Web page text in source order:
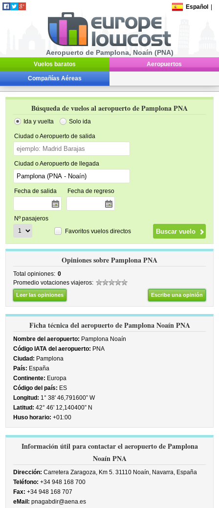
Español
Aeropuerto de Pamplona, Noaín (PNA)
Vuelos baratos Aeropuertos
Compañías Aéreas
Búsqueda de vuelos al aeropuerto de Pamplona PNA
Ida y vuelta Solo ida
Ciudad o Aeropuerto de salida
Ciudad o Aeropuerto de llegada
Fecha de salida Fecha de regreso
Nº pasajeros
Favoritos vuelos directos
Opiniones sobre Pamplona PNA
Total opiniones: 0
Promedio votaciones viajeros:
Leer las opiniones Escribe una opinión
Ficha técnica del aeropuerto de Pamplona Noaín PNA
Nombre del aeropuerto: Pamplona Noaín
Código IATA del aeropuerto: PNA
Ciudad: Pamplona
País: España
Continente: Europa
Código del país: ES
Longitud: 1° 38' 46,791600” W
Latitud: 42° 46' 12,140400” N
Huso horario: +01:00
Información útil para contactar el aeropuerto de Pamplona
Noaín PNA
Dirección: Carretera Zaragoza, Km 5. 31110 Noaín, Navarra, España
Teléfono: +34 948 168 700
Fax: +34 948 168 707
eMail: pnagabdir@aena.es